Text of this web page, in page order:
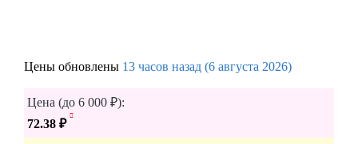
Цены обновлены 13 часов назад (6 августа 2026)
Цена (до 6 000 ₽):
72.38 ₽